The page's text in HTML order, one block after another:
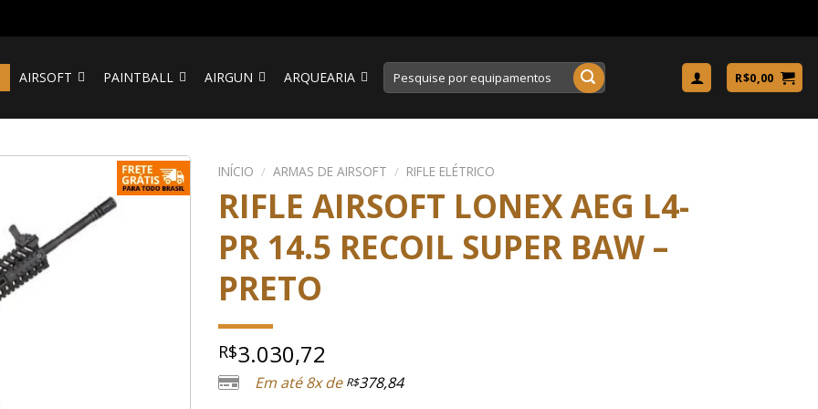
AIRSOFT PAINTBALL AIRGUN ARQUEARIA
Pesquisar
por:
R$0,00
INÍCIO / ARMAS DE AIRSOFT / RIFLE ELÉTRICO
RIFLE AIRSOFT LONEX AEG L4-
PR 14.5 RECOIL SUPER BAW –
PRETO
R$3.030,72
Em até 8x de R$378,84